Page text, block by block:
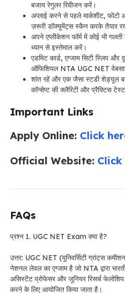
बजाय रेगुलर रिवीजन करें।
अप्लाई करने से पहले मार्कशीट,
ज़रूरी डॉक्यूमेंट्स स्कैन करके तैयार
अपने एप्लीकेशन फॉर्म में कोई भी
ध्यान से इस्तेमाल करें।
एडमिट कार्ड, एग्जाम सिटी स्लिप
ऑफिशियल NTA UGC NET
शांत रहें और एक जैसा स्टडी शेड्यूल
कॉन्सेप्ट की क्लैरिटी और प्रैक्टिस
Important Links
Apply Online: Click
Official Website: Click
FAQs
प्रश्न 1. UGC NET Exam क्या है?
उत्तर: UGC NET (यूनिवर्सिटी ग्रांट्स
नेशनल लेवल का एग्जाम है जो NTA द्वारा
असिस्टेंट प्रोफेसर और जूनियर रिसर्च
करने के लिए आयोजित किया जाता है।